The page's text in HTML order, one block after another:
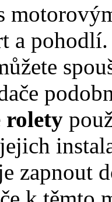
a
rolety
zapnout